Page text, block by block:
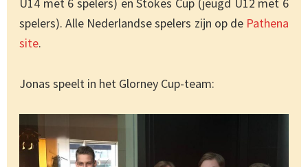
spelers). Alle Nederlandse spelers zijn op de Pathena
site.
Jonas speelt in het Glorney Cup-team: